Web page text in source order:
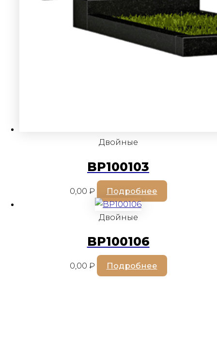
Двойные
BP100103
0,00 ₽ Подробнее
Двойные
BP100106
0,00 ₽ Подробнее